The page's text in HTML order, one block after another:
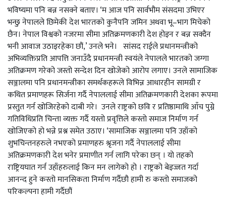
भविष्यमा पनि बन्न नसक्ने बताए। ‘म आज पनि सार्वभौम संसदमा उभिएर
भन्छु नेपालले छिमेकी देश भारतको कुनैपनि जमिन अथवा भू–भाग मिचेको
छैन। नेपाल विश्वको नजरमा सीमा अतिक्रमणकारी देश होइन र बन्न सक्दैन
भनी आवाज उठाइरहेका छौं,’ उनले भने। सांसद राईले प्रधानमन्त्रीको
अभिव्यक्तिप्रति आपत्ति जनाउँदै प्रधानमन्त्री स्वयंले नेपालले भारतको जग्गा
अतिक्रमण गरेको जस्तो सन्देश दिन खोजेको आरोप लगाए। उनले सामाजिक
सञ्जालमा पनि प्रधानमन्त्रीका समर्थकहरूले विभिन्न आधारहीन सामग्री र
कथित प्रमाणहरू सिर्जना गर्दै नेपाललाई सीमा अतिक्रमणकारी देशका रूपमा
प्रस्तुत गर्न खोजिरहेको दाबी गरे। उनले राष्ट्रको छवि र प्रतिष्ठामाथि आँच पुग्ने
गतिविधिप्रति चिन्ता व्यक्त गर्दै यस्तो प्रवृत्तिले कस्तो समाज निर्माण गर्न
खोजिएको हो भन्ने प्रश्न समेत उठाए। ‘सामाजिक सञ्जालमा पनि उहाँको
शुभचिन्तनहरुले नभएको प्रमाणहरु श्रृजना गर्दै नेपाललाई सीमा
अतिक्रमणकारी देश भनेर प्रमाणीत गर्न लागि परेका छन् । यो तहको
राष्ट्रियघात गर्न उहाँहरुलाई किन मन लागेको हो । राष्ट्रको बेइज्जत गर्दा
आनन्द हुने कस्तो मानसिकता निर्माण गर्दैछौ हामी रु कस्तो समाजको
परिकल्पना हामी गर्दैछौं